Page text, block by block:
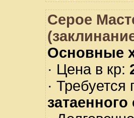
Серое
Основные
· Цена в кр:
·